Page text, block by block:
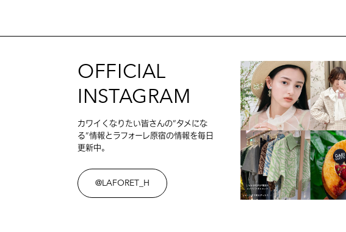
OFFICIAL
INSTAGRAM
カワイくなりたい皆さんの”タメにな
る”情報とラフォーレ原宿の情報を毎日
更新中。
@LAFORET_H